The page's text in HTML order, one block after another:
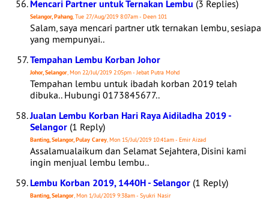
Mencari Partner untuk Ternakan Lembu (3 Replies)
Selangor, Pahang, Tue 27/Aug/2019 8:07am - Deen 101
Salam, saya mencari partner utk ternakan lembu, sesiapa
yang mempunyai..
Tempahan Lembu Korban Johor
Johor, Selangor, Mon 22/Jul/2019 2:05pm - Jebat Putra Mohd
Tempahan lembu untuk ibadah korban 2019 telah
dibuka.. Hubungi 0173845677..
Jualan Lembu Korban Hari Raya Aidiladha 2019 -
Selangor (1 Reply)
Banting, Selangor, Pulay Carey, Mon 15/Jul/2019 10:41am - Emir Aizad
Assalamualaikum dan Selamat Sejahtera, Disini kami
ingin menjual lembu lembu..
Lembu Korban 2019, 1440H - Selangor (1 Reply)
Banting, Selangor, Mon 1/Jul/2019 9:38am - Syukri Nasir